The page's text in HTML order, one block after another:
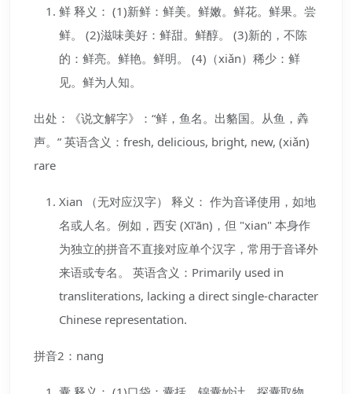
鲜 释义： (1)新鲜：鲜美。鲜嫩。鲜花。鲜果。尝
鲜。 (2)滋味美好：鲜甜。鲜醇。 (3)新的，不陈
的：鲜亮。鲜艳。鲜明。 (4)（xiǎn）稀少：鲜
见。鲜为人知。
出处：《说文解字》：“鲜，鱼名。出貉国。从鱼，羴
声。” 英语含义：fresh, delicious, bright, new, (xiǎn)
rare
Xian （无对应汉字） 释义： 作为音译使用，如地
名或人名。例如，西安 (Xī'ān)，但 "xian" 本身作
为独立的拼音不直接对应单个汉字，常用于音译外
来语或专名。 英语含义：Primarily used in
transliterations, lacking a direct single-character
Chinese representation.
拼音2：nang